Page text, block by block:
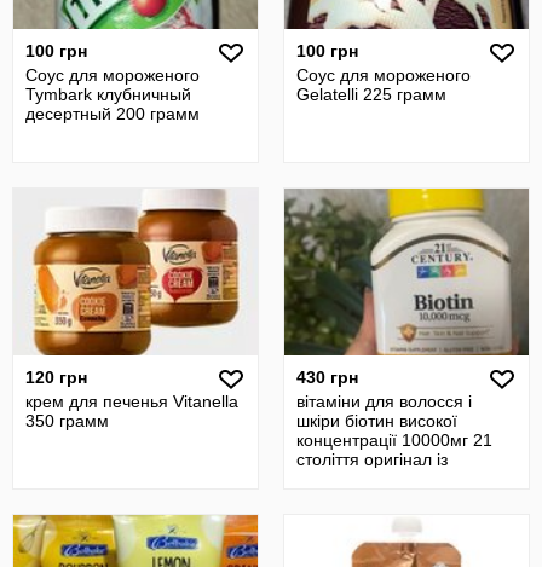
100 грн
Соус для мороженого
Tymbark клубничный
десертный 200 грамм
100 грн
Соус для мороженого
Gelatelli 225 грамм
120 грн
крем для печенья Vitanella
350 грамм
430 грн
вітаміни для волосся і
шкіри біотин високої
концентрації 10000мг 21
століття оригінал із